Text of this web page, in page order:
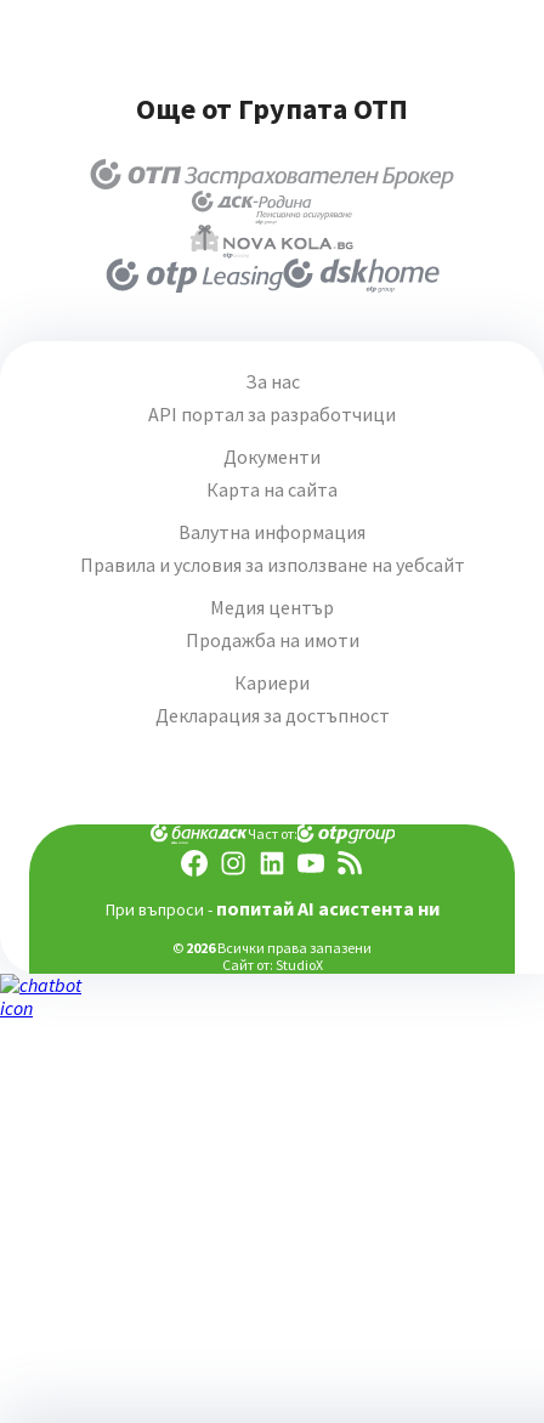
Още от Групата ОТП
За нас
API портал за разработчици
Документи
Карта на сайта
Валутна информация
Правила и условия за използване на уебсайт
Медия център
Продажба на имоти
Кариери
Декларация за достъпност
Част от:
При въпроси - попитай AI асистента ни
© 2026Всички права запазени
Сайт от: StudioX